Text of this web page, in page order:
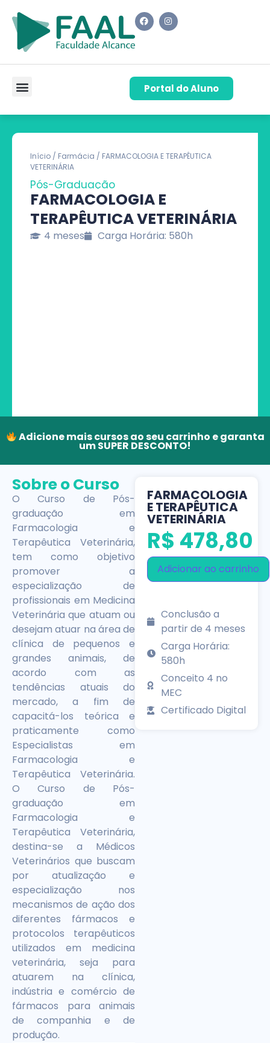
Portal do Aluno
Início / Farmácia / FARMACOLOGIA E TERAPÊUTICA
VETERINÁRIA
Pós-Graduação
FARMACOLOGIA E
TERAPÊUTICA VETERINÁRIA
4 meses Carga Horária: 580h
Adicione mais cursos ao seu carrinho e garanta
um SUPER DESCONTO!
Sobre o Curso
O Curso de Pós-
graduação em
Farmacologia e
Terapêutica Veterinária,
tem como objetivo
promover a
especialização de
profissionais em Medicina
Veterinária que atuam ou
desejam atuar na área de
clínica de pequenos e
grandes animais, de
acordo com as
tendências atuais do
mercado, a fim de
capacitá-los teórica e
praticamente como
Especialistas em
Farmacologia e
Terapêutica Veterinária.
O Curso de Pós-
graduação em
Farmacologia e
Terapêutica Veterinária,
destina-se a Médicos
Veterinários que buscam
por atualização e
especialização nos
mecanismos de ação dos
diferentes fármacos e
protocolos terapêuticos
utilizados em medicina
veterinária, seja para
atuarem na clínica,
indústria e comércio de
fármacos para animais
de companhia e de
produção.
FARMACOLOGIA
E TERAPÊUTICA
VETERINÁRIA
R$ 478,80
Adicionar ao carrinho
Conclusão a
partir de 4 meses
Carga Horária:
580h
Conceito 4 no
MEC
Certificado Digital